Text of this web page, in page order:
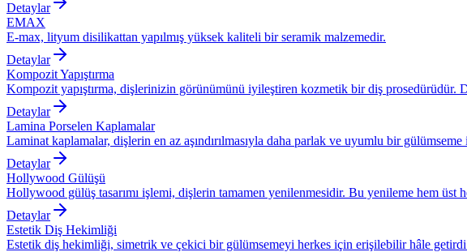
Detaylar
EMAX
E-max, lityum disilikattan yapılmış yüksek kaliteli bir seramik malzemedir.
Detaylar
Kompozit Yapıştırma
Kompozit yapıştırma, dişlerinizin görünümünü iyileştiren kozmetik bir diş
Detaylar
Lamina Porselen Kaplamalar
Laminat kaplamalar, dişlerin en az aşındırılmasıyla daha parlak ve uyumlu bir
Detaylar
Hollywood Gülüşü
Hollywood gülüş tasarımı işlemi, dişlerin tamamen yenilenmesidir. Bu yenileme hem üst
Detaylar
Estetik Diş Hekimliği
Estetik diş hekimliği, simetrik ve çekici bir gülümsemeyi herkes için erişilebilir hâle